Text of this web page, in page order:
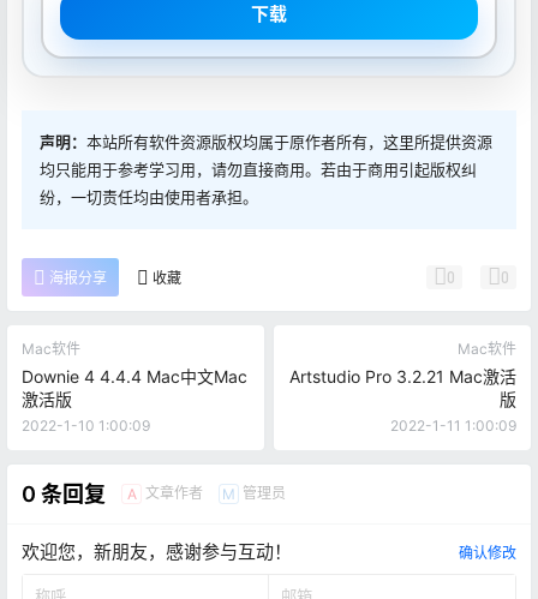
下载
声明： 本站所有软件资源版权均属于原作者所有，这里所提供资源
均只能用于参考学习用，请勿直接商用。若由于商用引起版权纠
纷，一切责任均由使用者承担。
海报分享 收藏 0 0
Mac软件
Downie 4 4.4.4 Mac中文Mac
激活版
2022-1-10 1:00:09
Mac软件
Artstudio Pro 3.2.21 Mac激活
版
2022-1-11 1:00:09
0 条回复 A 文章作者 M 管理员
欢迎您，新朋友，感谢参与互动！ 确认修改